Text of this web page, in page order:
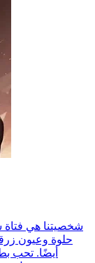
شخصيتنا هي فتاة
حلوة وعيون
أيضًا. تحب